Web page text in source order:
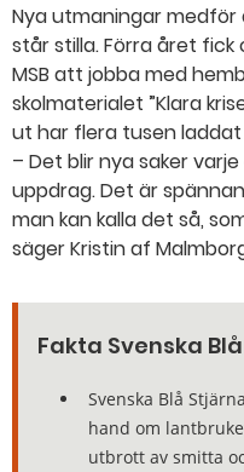
Nya utmaningar medför
står stilla. Förra året
MSB att jobba med
skolmaterialet ”Klara
ut har flera tusen
– Det blir nya saker
uppdrag. Det är
man kan kalla det så,
säger Kristin af
Fakta Svenska
Svenska Blå
hand om
utbrott av smitta